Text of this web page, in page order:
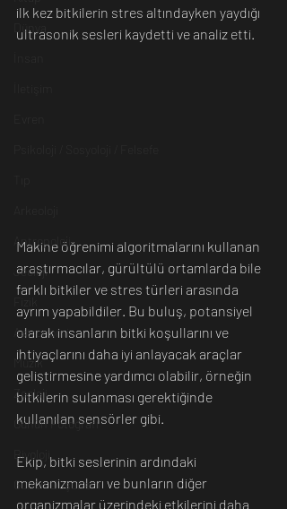
Dünya
Antropoloji
Jeoloji
Astronomi
Müzik
Zooloji
Günün Fotoğrafı
Biyoloji
Günün Düşüneni
ilk kez bitkilerin stres altındayken yaydığı
ultrasonik sesleri kaydetti ve analiz etti.
Makine öğrenimi algoritmalarını kullanan
araştırmacılar, gürültülü ortamlarda bile
farklı bitkiler ve stres türleri arasında
ayrım yapabildiler. Bu buluş, potansiyel
olarak insanların bitki koşullarını ve
ihtiyaçlarını daha iyi anlayacak araçlar
geliştirmesine yardımcı olabilir, örneğin
bitkilerin sulanması gerektiğinde
kullanılan sensörler gibi.
Ekip, bitki seslerinin ardındaki
mekanizmaları ve bunların diğer
organizmalar üzerindeki etkilerini daha